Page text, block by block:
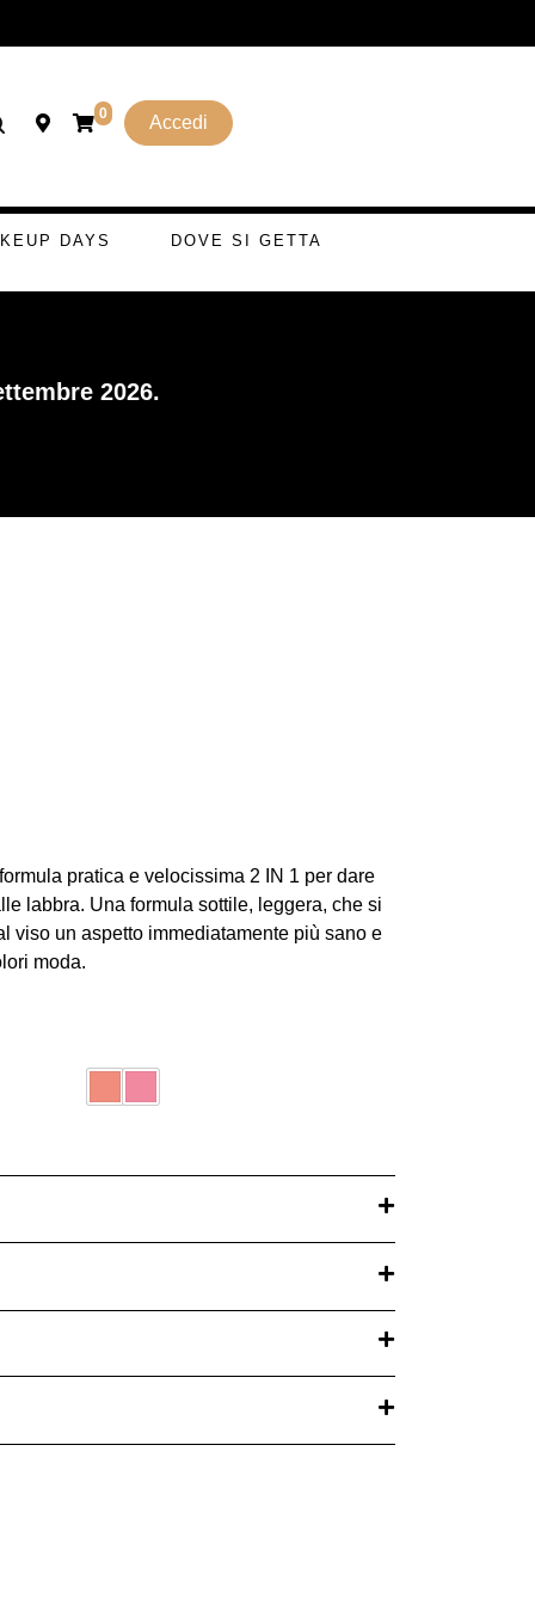
0 Accedi
DAYS DOVE SI GETTA
2026.
pratica e velocissima 2 IN 1 per dare
labbra. Una formula sottile, leggera, che si
viso un aspetto immediatamente più sano e
moda.